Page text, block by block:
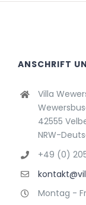
ANSCHRIFT
Villa
42555
NRW-
+49 (0)
Montag -